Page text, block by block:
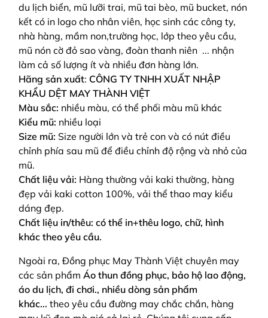
du lịch biển, mũ lưỡi trai, mũ tai bèo, mũ bucket, nón
kết có in logo cho nhân viên, học sinh các công ty,
nhà hàng, mầm non,trường học, lớp theo yêu cầu,
mũ nón cờ đỏ sao vàng, đoàn thanh niên ... nhận
làm cả số lượng ít và nhiều đơn hàng lớn.
Hãng sản xuất: CÔNG TY TNHH XUẤT NHẬP
KHẨU DỆT MAY THÀNH VIỆT
Màu sắc: nhiều màu, có thể phối màu mũ khác
Kiểu mũ: nhiều loại
Size mũ: Size người lớn và trẻ con và có nút điều
chỉnh phía sau mũ để điều chỉnh độ rộng và nhỏ của
mũ.
Chất liệu vải: Hàng thường vải kaki thường, hàng
đẹp vải kaki cotton 100%, vải thể thao may kiểu
dáng đẹp.
Chất liệu in/thêu: có thể in+thêu logo, chữ, hình
khác theo yêu cầu.
Ngoài ra, Đồng phục May Thành Việt chuyên may
các sản phẩm Áo thun đồng phục, bảo hộ lao động,
áo du lịch, đi chơi., nhiều dòng sản phẩm
khác... theo yêu cầu đường may chắc chắn, hàng